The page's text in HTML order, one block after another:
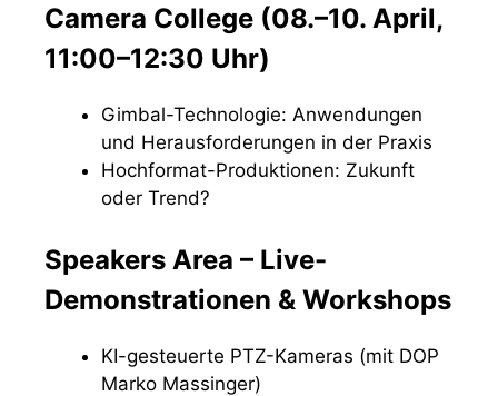
Camera College (08.–10. April,
11:00–12:30 Uhr)
Gimbal-Technologie: Anwendungen
und Herausforderungen in der Praxis
Hochformat-Produktionen: Zukunft
oder Trend?
Speakers Area – Live-
Demonstrationen & Workshops
KI-gesteuerte PTZ-Kameras (mit DOP
Marko Massinger)